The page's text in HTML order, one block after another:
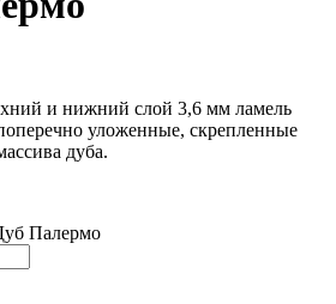
и нижний слой 3,6 мм ламель
уложенные, скрепленные
дуба.
Палермо